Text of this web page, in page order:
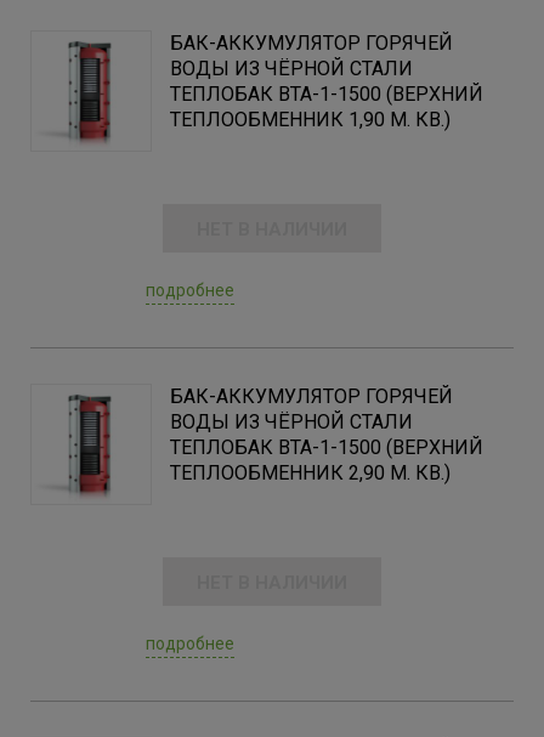
БАК-АККУМУЛЯТОР ГОРЯЧЕЙ
ВОДЫ ИЗ ЧЁРНОЙ СТАЛИ
ТЕПЛОБАК ВТА-1-1500 (ВЕРХНИЙ
ТЕПЛООБМЕННИК 1,90 М. КВ.)
подробнее
БАК-АККУМУЛЯТОР ГОРЯЧЕЙ
ВОДЫ ИЗ ЧЁРНОЙ СТАЛИ
ТЕПЛОБАК ВТА-1-1500 (ВЕРХНИЙ
ТЕПЛООБМЕННИК 2,90 М. КВ.)
подробнее